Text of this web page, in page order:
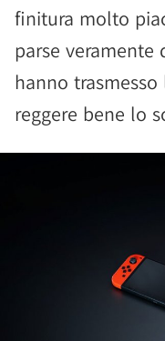
finitura molto
parse veramente
hanno
reggere bene lo